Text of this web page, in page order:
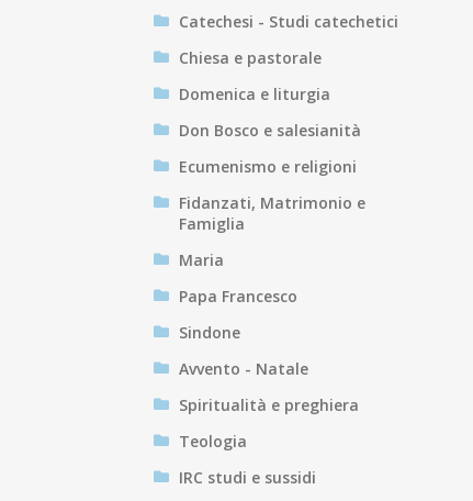
Catechesi - Studi catechetici
Chiesa e pastorale
Domenica e liturgia
Don Bosco e salesianità
Ecumenismo e religioni
Fidanzati, Matrimonio e
Famiglia
Maria
Papa Francesco
Sindone
Avvento - Natale
Spiritualità e preghiera
Teologia
IRC studi e sussidi